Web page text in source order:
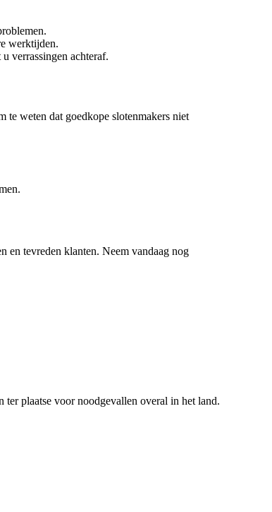
werktijden.
verrassingen achteraf.
te weten dat goedkope slotenmakers niet
en tevreden klanten. Neem vandaag nog
ter plaatse voor noodgevallen overal in het land.